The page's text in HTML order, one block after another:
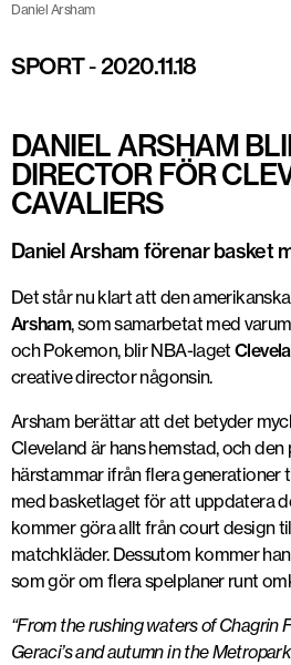
Daniel Arsham
SPORT-2020.11.18
DANIEL ARSHAM
DIRECTOR FÖR
CAVALIERS
Daniel Arsham förenar basket
Det står nu klart att den
Arsham, som samarbetat med
och Pokemon, blir NBA-laget
creative director någonsin.
Arsham berättar att det betyder
Cleveland är hans hemstad, och
härstammar ifrån flera generationer
med basketlaget för att uppdatera
kommer göra allt från court design
matchkläder. Dessutom kommer
som gör om flera spelplaner runt
“From the rushing waters of Chagrin
Geraci’s and autumn in the